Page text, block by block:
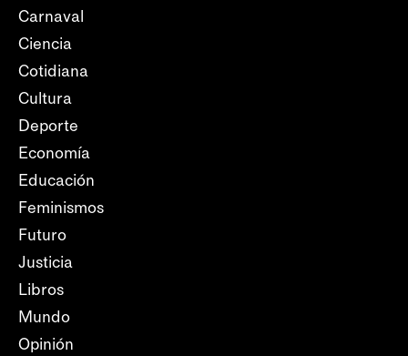
Carnaval
Ciencia
Cotidiana
Cultura
Deporte
Economía
Educación
Feminismos
Futuro
Justicia
Libros
Mundo
Opinión